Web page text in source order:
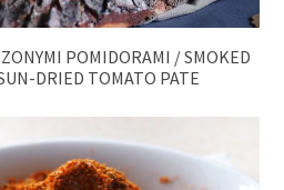
POMIDORAMI / SMOKED
DRIED TOMATO PATE